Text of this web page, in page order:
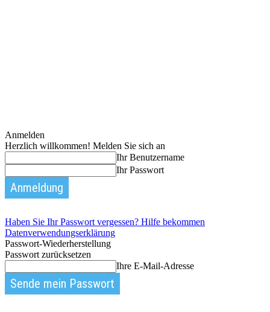
Anmelden
Herzlich willkommen! Melden Sie sich an
Ihr Benutzername
Ihr Passwort
Haben Sie Ihr Passwort vergessen? Hilfe bekommen
Datenverwendungserklärung
Passwort-Wiederherstellung
Passwort zurücksetzen
Ihre E-Mail-Adresse